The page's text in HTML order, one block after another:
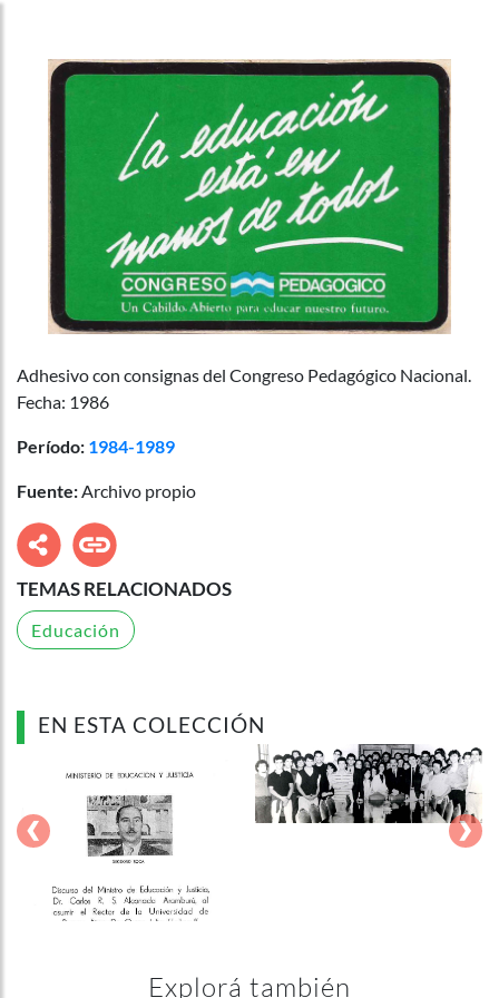
Adhesivo con consignas del Congreso Pedagógico Nacional.
Fecha: 1986
Período: 1984-1989
Fuente:Archivo propio
TEMAS RELACIONADOS
Educación
EN ESTA COLECCIÓN
‹ ›
Explorá también